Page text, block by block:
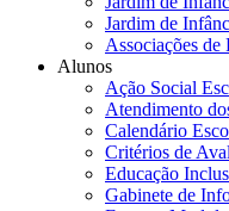
Jardim de
Associações de
Alunos
Ação Social
Atendimento
Calendário
Critérios de
Educação
Gabinete de